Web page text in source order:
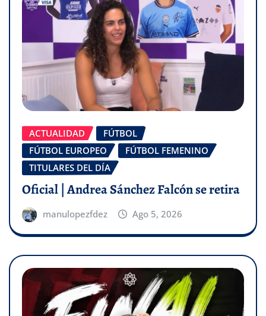
ACTUALIDAD
FÚTBOL
FÚTBOL EUROPEO
FÚTBOL FEMENINO
TITULARES DEL DÍA
Oficial | Andrea Sánchez Falcón se retira
manulopezfdez Ago 5, 2026